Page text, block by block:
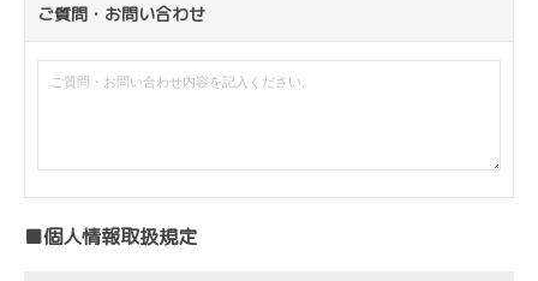
ご質問・お問い合わせ
■個人情報取扱規定